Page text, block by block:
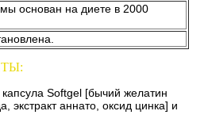
основан на диете в 2000
Softgel [бычий желатин
экстракт аннато, оксид цинка] и